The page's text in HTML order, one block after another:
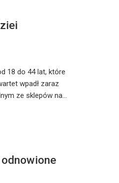
18 do 44 lat, które
wpadł zaraz
ze sklepów na…